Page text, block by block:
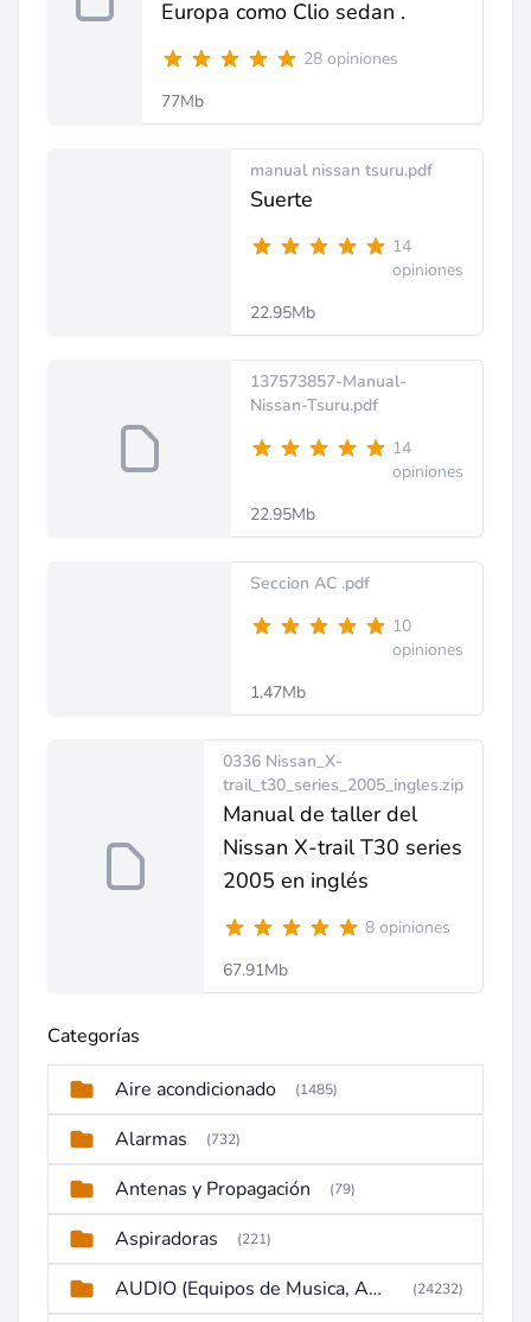
Europa como Clio sedan .
28 opiniones
77Mb
manual nissan tsuru.pdf
Suerte
14
opiniones
22.95Mb
137573857-Manual-
Nissan-Tsuru.pdf
14
opiniones
22.95Mb
Seccion AC .pdf
10
opiniones
1.47Mb
0336 Nissan_X-
trail_t30_series_2005_ingles.zip
Manual de taller del
Nissan X-trail T30 series
2005 en inglés
8 opiniones
67.91Mb
Categorías
Aire acondicionado (1485)
Alarmas (732)
Antenas y Propagación (79)
Aspiradoras (221)
AUDIO (Equipos de Musica, Amplificadores, Reproductores, Etc) (24232)